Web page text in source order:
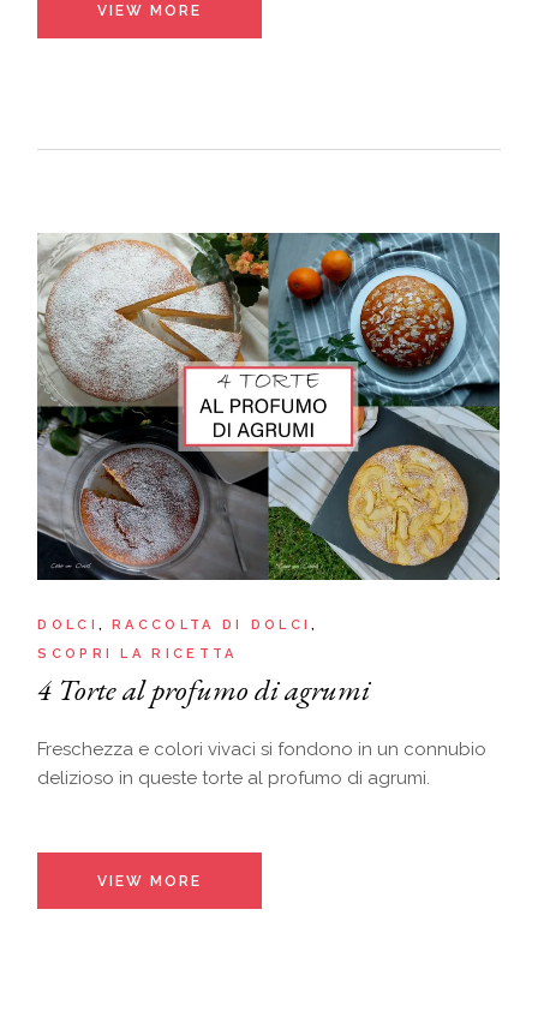
VIEW MORE
DOLCI
RACCOLTA DI DOLCI
SCOPRI LA RICETTA
4 Torte al profumo di agrumi
Freschezza e colori vivaci si fondono in un connubio
delizioso in queste torte al profumo di agrumi.
VIEW MORE